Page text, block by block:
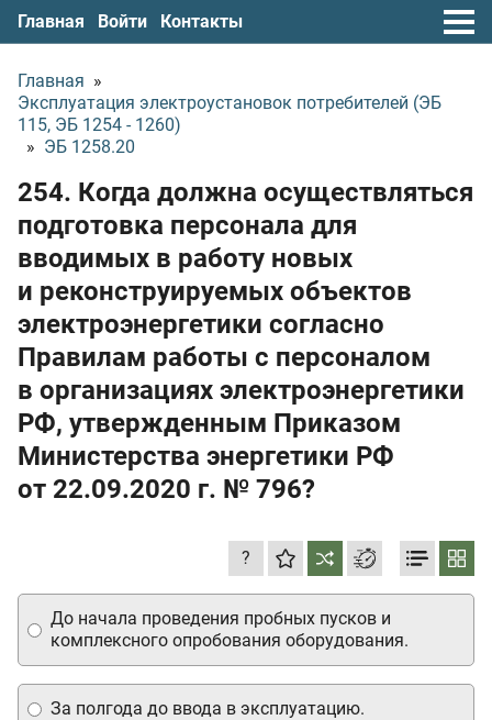
Главная Войти Контакты
Главная »
Эксплуатация электроустановок потребителей (ЭБ
115, ЭБ 1254 - 1260)
» ЭБ 1258.20
254. Когда должна осуществляться
подготовка персонала для
вводимых в работу новых
и реконструируемых объектов
электроэнергетики согласно
Правилам работы с персоналом
в организациях электроэнергетики
РФ, утвержденным Приказом
Министерства энергетики РФ
от 22.09.2020 г. № 796?
?
За полгода до ввода в эксплуатацию.
До начала проведения пробных пусков и
комплексного опробования оборудования.